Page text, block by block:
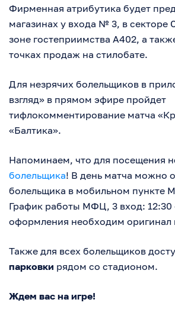
Фирменная атрибутика будет
магазинах у входа № 3, в секторе
зоне гостеприимства А402, а
точках продаж на стилобате.
Для незрячих болельщиков в
взгляд» в прямом эфире пройдет
тифлокомментирование матча
«Балтика».
Напоминаем, что для посещения
болельщика! В день матча можно
болельщика в мобильном пункте
График работы МФЦ, 3 вход: 12:30
оформления необходим оригинал
Также для всех болельщиков
парковки рядом со стадионом.
Ждем вас на игре!